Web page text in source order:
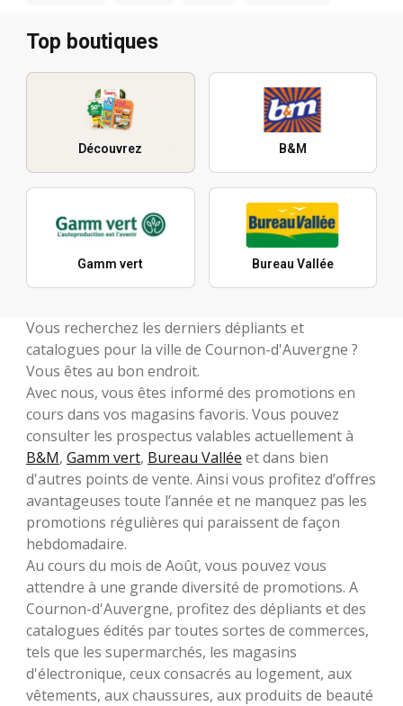
Top boutiques
Découvrez B&M
Gamm vert Bureau Vallée
Vous recherchez les derniers dépliants et
catalogues pour la ville de Cournon-d'Auvergne ?
Vous êtes au bon endroit.
Avec nous, vous êtes informé des promotions en
cours dans vos magasins favoris. Vous pouvez
consulter les prospectus valables actuellement à
B&M, Gamm vert, Bureau Vallée et dans bien
d'autres points de vente. Ainsi vous profitez d’offres
avantageuses toute l’année et ne manquez pas les
promotions régulières qui paraissent de façon
hebdomadaire.
Au cours du mois de Août, vous pouvez vous
attendre à une grande diversité de promotions. A
Cournon-d'Auvergne, profitez des dépliants et des
catalogues édités par toutes sortes de commerces,
tels que les supermarchés, les magasins
d'électronique, ceux consacrés au logement, aux
vêtements, aux chaussures, aux produits de beauté